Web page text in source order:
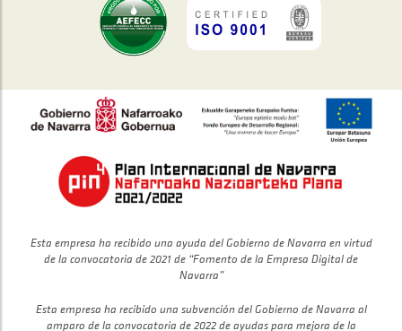
Esta empresa ha recibido una ayuda del Gobierno de Navarra en virtud
de la convocatoria de 2021 de “Fomento de la Empresa Digital de
Navarra”
Esta empresa ha recibido una subvención del Gobierno de Navarra al
amparo de la convocatoria de 2022 de ayudas para mejora de la